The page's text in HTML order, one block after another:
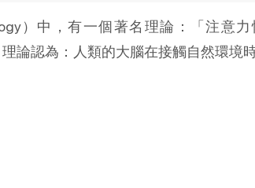
）中，有一個著名理論：「注意力
論認為：人類的大腦在接觸自然環境